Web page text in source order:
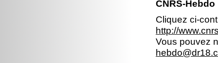
CNRS-
Cliquez ci-
http://
Vous pouvez